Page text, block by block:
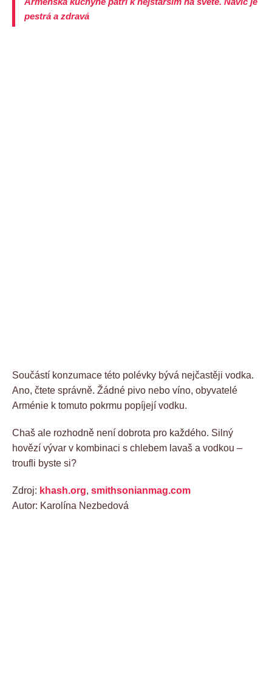
pestrá a zdravá
Součástí konzumace této polévky bývá nejčastěji vodka.
Ano, čtete správně. Žádné pivo nebo víno, obyvatelé
Arménie k tomuto pokrmu popíjejí vodku.
Chaš ale rozhodně není dobrota pro každého. Silný
hovězí vývar v kombinaci s chlebem lavaš a vodkou –
troufli byste si?
Zdroj: khash.org, smithsonianmag.com
Autor: Karolína Nezbedová